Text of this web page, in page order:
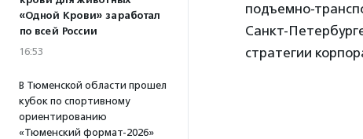
«Одной Крови» заработал
по всей России
16:53
В Тюменской области прошел
кубок по спортивному
ориентированию
«Тюменский формат-2026»
подъемно-
Санкт-
стратегии